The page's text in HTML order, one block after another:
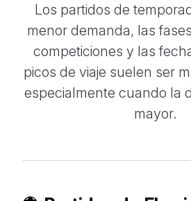
Los partidos de
menor demanda, las
competiciones y las
picos de viaje suelen ser
especialmente cuando la
mayor.